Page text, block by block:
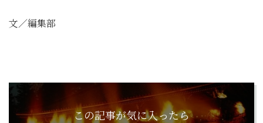
文／編集部
この記事が気に入ったら